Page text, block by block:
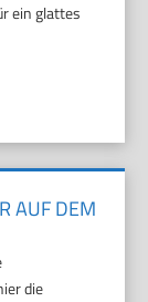
ein glattes
AUF DEM
die